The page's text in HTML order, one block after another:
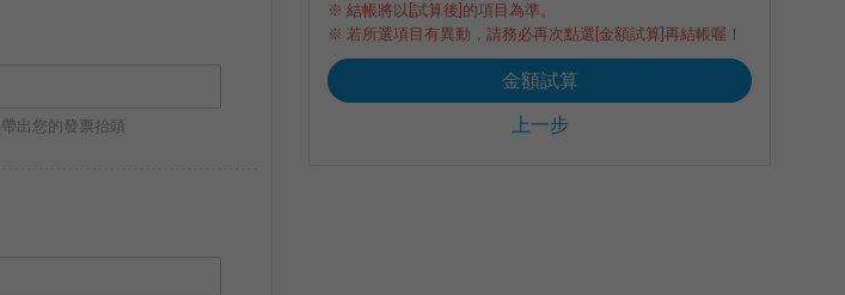
出您的發票抬頭
※ 結帳將以[試算後]的項目為準。
※ 若所選項目有異動，請務必再次點選[金額試算]再結帳喔！
金額試算
上一步